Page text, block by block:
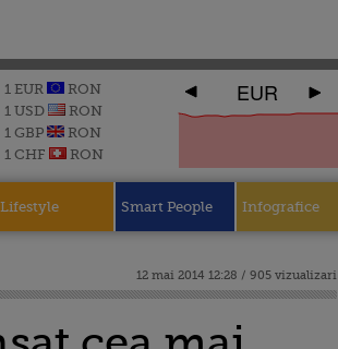
1 EUR
RON
1 USD
RON
1 GBP
RON
1 CHF
RON
EUR
Lifestyle Smart People Infografice
12 mai 2014 12:28 / 905 vizualizari